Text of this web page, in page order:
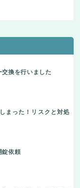
交換を行いました
まった！リスクと対処
錠依頼